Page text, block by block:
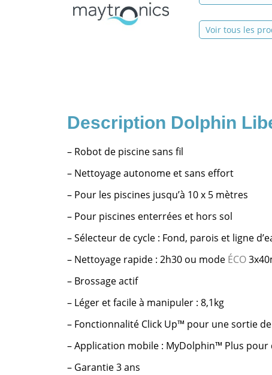
Voir tous les
Dolphin
– Robot de piscine sans fil
– Nettoyage autonome et sans effort
– Pour les piscines jusqu’à 10 x 5 mètres
– Pour piscines enterrées et hors sol
– Sélecteur de cycle : Fond, parois et ligne
– Nettoyage rapide : 2h30 ou mode ÉCO
– Brossage actif
– Léger et facile à manipuler : 8,1kg
– Fonctionnalité Click Up™ pour une sortie de
– Application mobile : MyDolphin™ Plus
– Garantie 3 ans